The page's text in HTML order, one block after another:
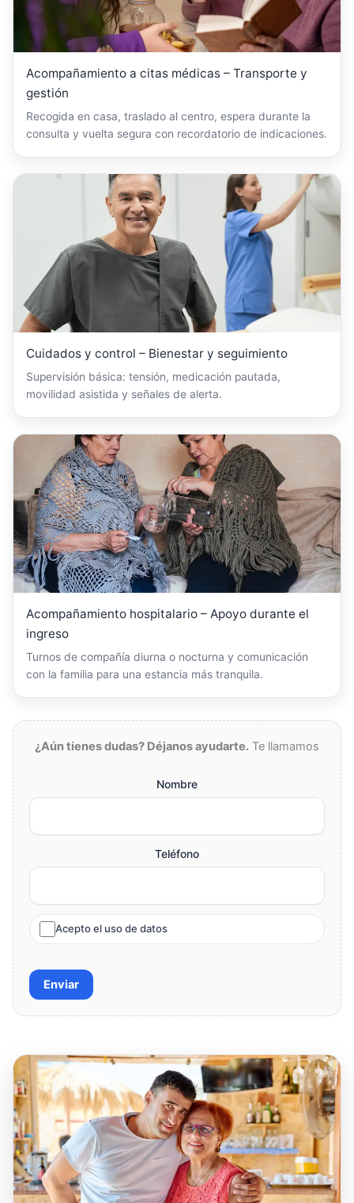
Acompañamiento a citas médicas – Transporte y
gestión
Recogida en casa, traslado al centro, espera durante la
consulta y vuelta segura con recordatorio de indicaciones.
Cuidados y control – Bienestar y seguimiento
Supervisión básica: tensión, medicación pautada,
movilidad asistida y señales de alerta.
Acompañamiento hospitalario – Apoyo durante el
ingreso
Turnos de compañía diurna o nocturna y comunicación
con la familia para una estancia más tranquila.
¿Aún tienes dudas? Déjanos ayudarte. Te llamamos
Nombre
Teléfono
Acepto el uso de datos
Enviar